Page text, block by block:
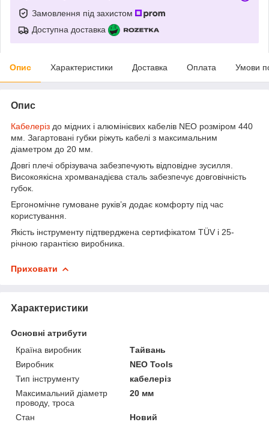
Замовлення під захистом
Доступна доставка
Опис Характеристики Доставка Оплата Умови
Опис
Кабелеріз до мідних і алюмінієвих кабелів NEO розміром 440
мм. Загартовані губки ріжуть кабелі з максимальним
діаметром до 20 мм.
Довгі плечі обрізувача забезпечують відповідне зусилля.
Високоякісна хромванадієва сталь забезпечує довговічність
губок.
Ергономічне гумоване руків’я додає комфорту під час
користування.
Якість інструменту підтверджена сертифікатом TÜV і 25-
річною гарантією виробника.
Приховати
Характеристики
Основні атрибути
Країна виробник
Тайвань
Виробник
NEO Tools
Тип інструменту
кабелеріз
Максимальний діаметр
проводу, троса
20 мм
Стан
Новий